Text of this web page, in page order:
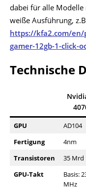
dabei für alle Modelle
weiße Ausführung,
https://kfa2.com/en/
gamer-12gb-1-click-
Technische
GPU AD104
Fertigung
4nm
Transistoren
35 Mrd
GPU-Takt
Basis:
MHz